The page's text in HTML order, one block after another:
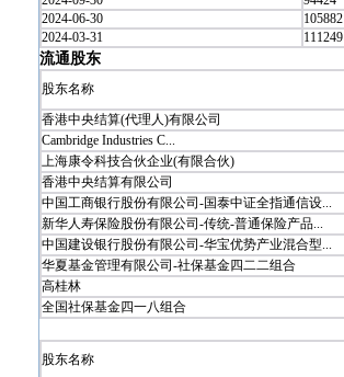
2024-06-30
105882
2024-03-31
111249
流通股东
股东名称
香港中央结算(代理人)有限公司
Cambridge Industries C...
上海康令科技合伙企业(有限合伙)
香港中央结算有限公司
中国工商银行股份有限公司-国泰中证全指通信设...
新华人寿保险股份有限公司-传统-普通保险产品...
中国建设银行股份有限公司-华宝优势产业混合型...
华夏基金管理有限公司-社保基金四二二组合
高桂林
全国社保基金四一八组合
股东名称